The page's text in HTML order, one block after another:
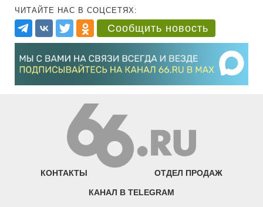
ЧИТАЙТЕ НАС В СОЦСЕТЯХ:
Сообщить новость
КОНТАКТЫ ОТДЕЛ ПРОДАЖ
КАНАЛ В TELEGRAM